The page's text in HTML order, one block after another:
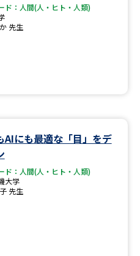
大学院の資料請求
大学入学共通テスト「受験案
る
ド：人間(人・ヒト・人類)
先生
AIにも最適な「目」をデ
ド：人間(人・ヒト・人類)
大学
先生